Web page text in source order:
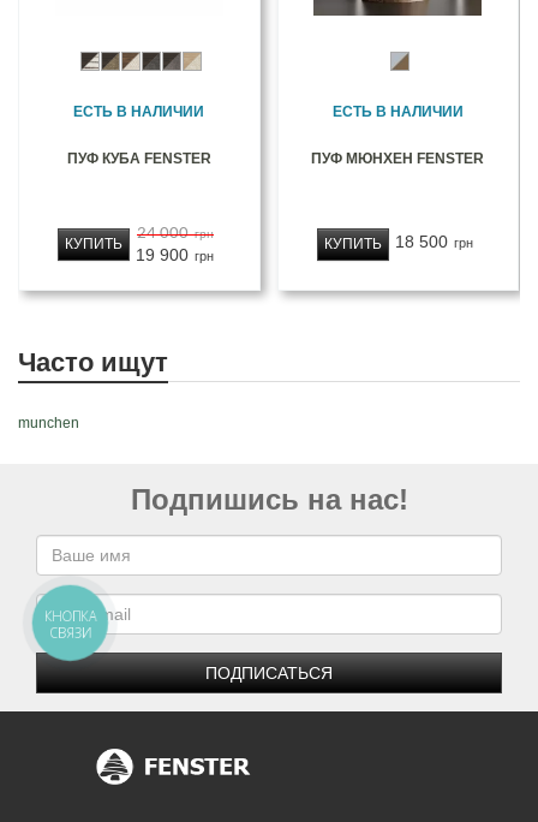
ЕСТЬ В НАЛИЧИИ
ПУФ КУБА FENSTER
24 000 грн
19 900 грн
КУПИТЬ
ЕСТЬ В НАЛИЧИИ
ПУФ МЮНХЕН FENSTER
18 500 грн
КУПИТЬ
Часто ищут
munchen
Подпишись на нас!
ПОДПИСАТЬСЯ
КНОПКА
СВЯЗИ